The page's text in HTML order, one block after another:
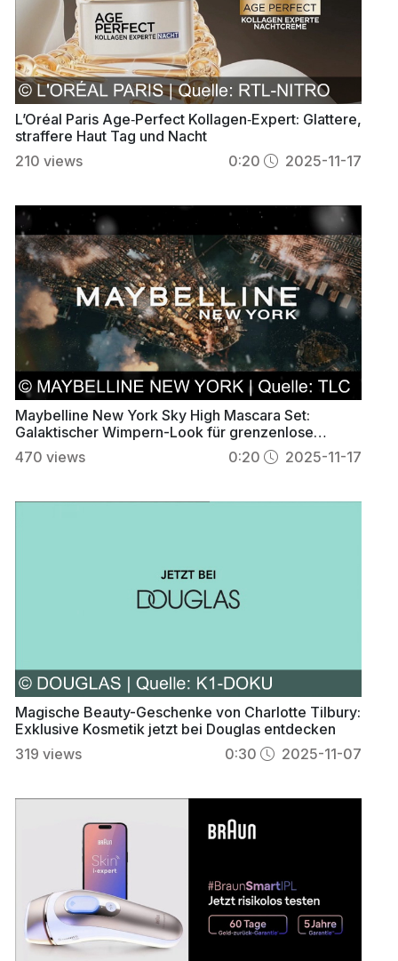
L’Oréal Paris Age‑Perfect Kollagen‑Expert: Glattere,
straffere Haut Tag und Nacht
210 views 0:20 2025-11-17
Maybelline New York Sky High Mascara Set:
Galaktischer Wimpern-Look für grenzenlose
Schönheit
470 views 0:20 2025-11-17
Magische Beauty-Geschenke von Charlotte Tilbury:
Exklusive Kosmetik jetzt bei Douglas entdecken
319 views 0:30 2025-11-07